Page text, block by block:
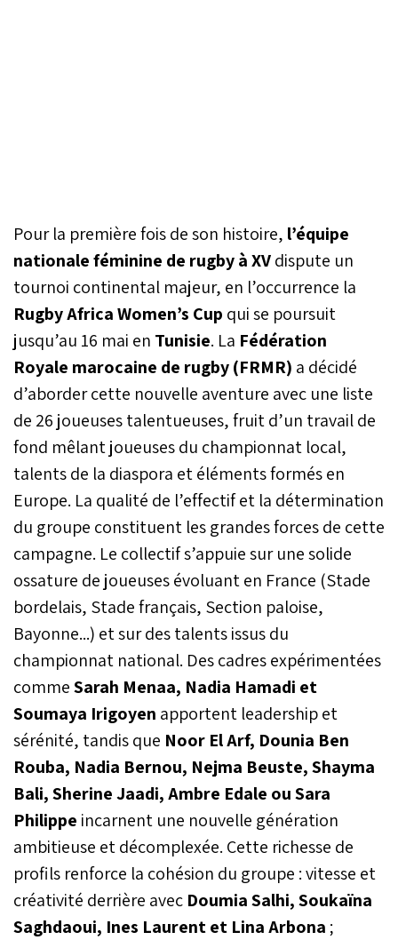
Pour la première fois de son histoire, l’équipe
nationale féminine de rugby à XVdispute un
tournoi continental majeur, en l’occurrence la
Rugby Africa Women’s Cup qui se poursuit
jusqu’au 16 mai en Tunisie. La Fédération
Royale marocaine de rugby (FRMR) a décidé
d’aborder cette nouvelle aventure avec une liste
de 26 joueuses talentueuses, fruit d’un travail de
fond mêlant joueuses du championnat local,
talents de la diaspora et éléments formés en
Europe. La qualité de l’effectif et la détermination
du groupe constituent les grandes forces de cette
campagne. Le collectif s’appuie sur une solide
ossature de joueuses évoluant en France (Stade
bordelais, Stade français, Section paloise,
Bayonne...) et sur des talents issus du
championnat national. Des cadres expérimentées
commeSarah Menaa, Nadia Hamadi et
Soumaya Irigoyen apportent leadership et
sérénité, tandis que Noor El Arf, Dounia Ben
Rouba, Nadia Bernou, Nejma Beuste, Shayma
Bali, Sherine Jaadi, Ambre Edale ou Sara
Philippe incarnent une nouvelle génération
ambitieuse et décomplexée. Cette richesse de
profils renforce la cohésion du groupe : vitesse et
créativité derrière avec Doumia Salhi, Soukaïna
Saghdaoui, Ines Laurent et Lina Arbona ;